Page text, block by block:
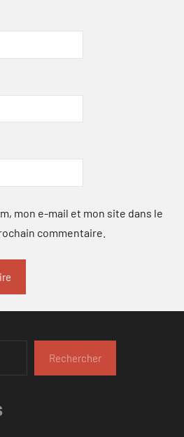
mon e-mail et mon site dans le
commentaire.
Rechercher